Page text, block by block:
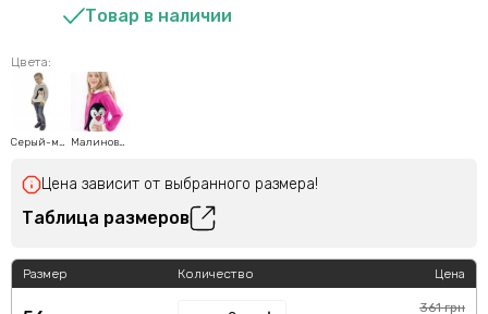
Товар в наличии
Цвета:
Серый-меланж Малиновый
Цена зависит от выбранного размера!
Таблица размеров
Размер Количество Цена
361 грн